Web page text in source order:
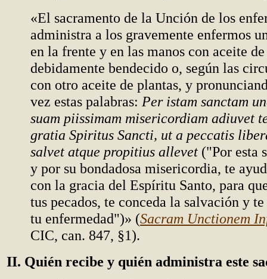
«El sacramento de la Unción de los
administra a los gravemente enfermos
en la frente y en las manos con aceite
debidamente bendecido o, según las
con otro aceite de plantas, y
vez estas palabras: Per istam sanctam
suam piissimam misericordiam adiuvet
gratia Spiritus Sancti, ut a peccatis
salvet atque propitius allevet ("Por esta
y por su bondadosa misericordia, te
con la gracia del Espíritu Santo, para
tus pecados, te conceda la salvación y
tu enfermedad")» (Sacram Unctionem
CIC, can. 847, §1).
II. Quién recibe y quién administra este